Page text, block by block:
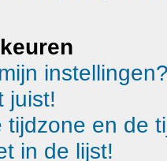
juist!
tijdzone en de
in de lijst!